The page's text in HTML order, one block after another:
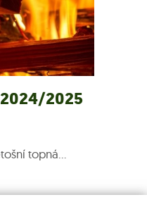
2025
topná...